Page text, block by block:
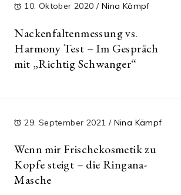
10. Oktober 2020 / Nina Kämpf
Nackenfaltenmessung vs.
Harmony Test – Im Gespräch
mit „Richtig Schwanger“
29. September 2021 / Nina Kämpf
Wenn mir Frischekosmetik zu
Kopfe steigt – die Ringana-
Masche